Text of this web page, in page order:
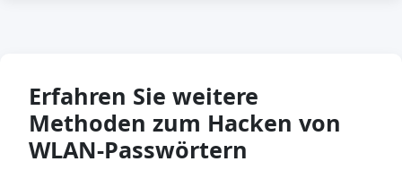
Erfahren Sie weitere
Methoden zum Hacken von
WLAN-Passwörtern